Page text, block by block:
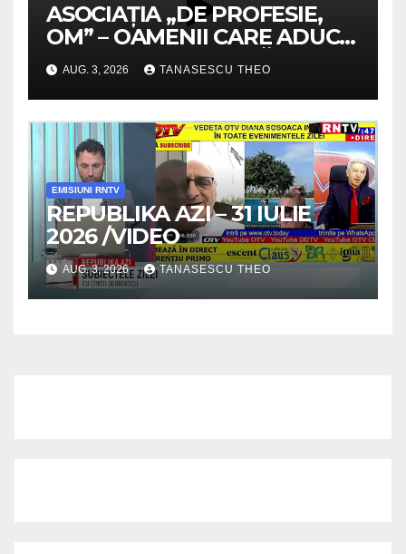
ASOCIAȚIA „DE PROFESIE,
OM” – OAMENII CARE ADUC
VALOARE COMUNITĂȚII /
SECRETELE SUCCESULUI
/VIDEO
AUG. 3, 2026 TANASESCU THEO
EMISIUNI RNTV
REPUBLIKA AZI – 31 IULIE
2026 /VIDEO
AUG. 3, 2026 TANASESCU THEO